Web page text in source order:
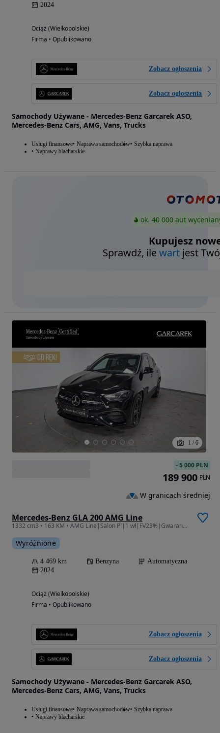
2024
Ociąż (Wielkopolskie)
Firma • Opublikowano
Zobacz ogłoszenia
Zobacz ogłoszenia
Samochody Używane - Mercedes-Benz Garcarek ASO,
Mercedes-Benz Cars, AMG, Vans, Trucks
Usługi finansowe Naprawa samochodów Szybka naprawa
Naprawy blacharskie
ok. 40 000 aut
Kupujesz
Sprawdź, ilewart jest
1 / 6
Mercedes-Benz GLA 200 AMG Line
1332 cm3 • 163 KM • AMG Line|Salon Pl|1 wł|FV23%|Gwarancja 06.2027|
Wyróżnione
4 469 km Benzyna
Automatyczna
2024
Ociąż (Wielkopolskie)
Firma • Opublikowano
Zobacz ogłoszenia
Zobacz ogłoszenia
Samochody Używane - Mercedes-Benz Garcarek ASO,
Mercedes-Benz Cars, AMG, Vans, Trucks
Usługi finansowe Naprawa samochodów Szybka naprawa
Naprawy blacharskie
-5 000 PLN
189 900 PLN
W granicach średniej